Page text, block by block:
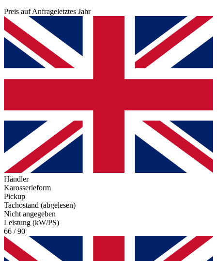
Preis auf Anfrageletztes Jahr
Händler
Karosserieform
Pickup
Tachostand (abgelesen)
Nicht angegeben
Leistung (kW/PS)
66 / 90